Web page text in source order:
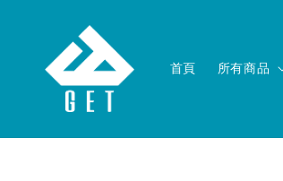
首頁 所有商品